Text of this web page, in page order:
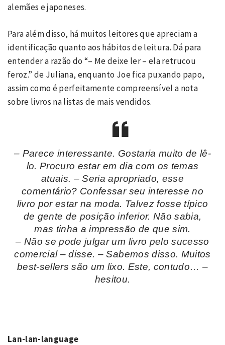
alemães e japoneses.
Para além disso, há muitos leitores que apreciam a
identificação quanto aos hábitos de leitura. Dá para
entender a razão do “– Me deixe ler – ela retrucou
feroz.” de Juliana, enquanto Joe fica puxando papo,
assim como é perfeitamente compreensível a nota
sobre livros na listas de mais vendidos.
– Parece interessante. Gostaria muito de lê-
lo. Procuro estar em dia com os temas
atuais. – Seria apropriado, esse
comentário? Confessar seu interesse no
livro por estar na moda. Talvez fosse típico
de gente de posição inferior. Não sabia,
mas tinha a impressão de que sim.
– Não se pode julgar um livro pelo sucesso
comercial – disse. – Sabemos disso. Muitos
best-sellers são um lixo. Este, contudo… –
hesitou.
Lan-lan-language